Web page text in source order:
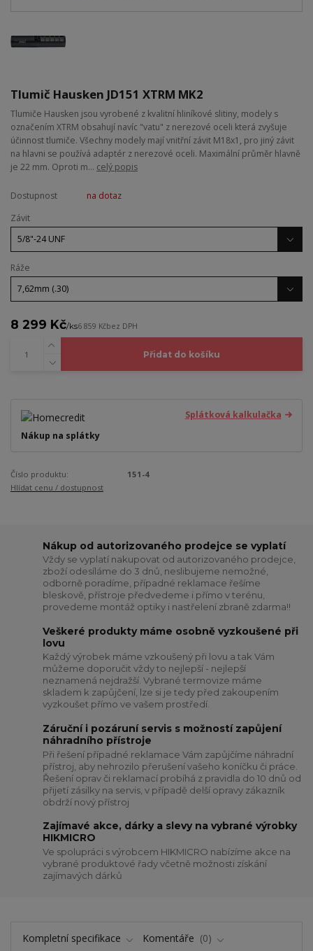
Tlumič Hausken JD151 XTRM MK2
Tlumiče Hausken jsou vyrobené z kvalitní hliníkové slitiny, modely s
označením XTRM obsahují navíc "vatu" z nerezové oceli která zvyšuje
účinnost tlumiče. Všechny modely mají vnitřní závit M18x1, pro jiný závit
na hlavni se používá adaptér z nerezové oceli. Maximální průměr hlavně
je 22 mm. Oproti m... celý popis
Dostupnost
na dotaz
Závit
Ráže
8 299 Kč/ks6 859 Kčbez DPH
Přidat do košíku
Splátková kalkulačka
Nákup na splátky
Číslo produktu:
151-4
Hlídat cenu / dostupnost
Nákup od autorizovaného prodejce se vyplatí
Vždy se vyplatí nakupovat od autorizovaného prodejce,
zboží odesíláme do 3 dnů, neslibujeme nemožné,
odborně poradíme, případné reklamace řešíme
bleskově, přístroje předvedeme i přímo v terénu,
provedeme montáž optiky i nastřelení zbraně zdarma!!
Veškeré produkty máme osobně vyzkoušené při
lovu
Každý výrobek máme vzkoušený při lovu a tak Vám
můžeme doporučit vždy to nejlepší - nejlepší
neznamená nejdražší. Vybrané termovize máme
skladem k zapůjčení, lze si je tedy před zakoupením
vyzkoušet přímo ve vašem prostředí.
Záruční i pozáruní servis s možností zapůjení
náhradního přístroje
Při řešení případné reklamace Vám zapůjčíme náhradní
přístroj, aby nehrozilo přerušení vašeho koníčku či práce.
Řešení oprav či reklamací probíhá z pravidla do 10 dnů od
přijetí zásilky na servis, v případě delší opravy zákazník
obdrží nový přístroj
Zajímavé akce, dárky a slevy na vybrané výrobky
HIKMICRO
Ve spolupráci s výrobcem HIKMICRO nabízíme akce na
vybrané produktové řady včetně možnosti získání
zajímavých dárků
Kompletní specifikace Komentáře 0